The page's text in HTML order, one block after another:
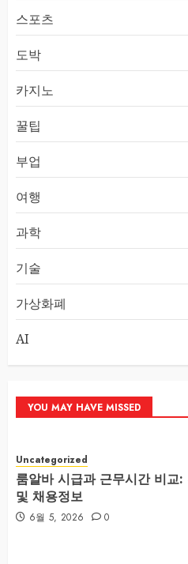
스포츠
도박
카지노
꿀팁
부업
여행
과학
기술
가상화폐
AI
YOU MAY HAVE MISSED
Uncategorized
룸알바 시급과 근무시간 비교
및 채용정보
6월 5, 2026 0